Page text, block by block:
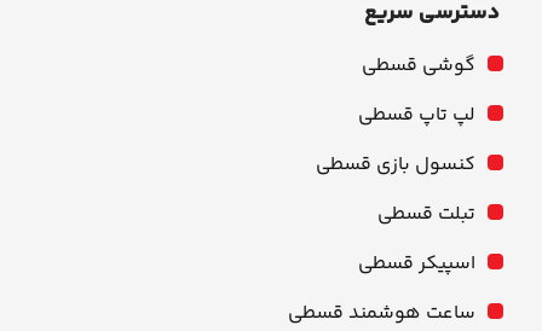
دسترسی سریع
گوشی قسطی
لپ تاپ قسطی
کنسول بازی قسطی
تبلت قسطی
اسپیکر قسطی
ساعت هوشمند قسطی